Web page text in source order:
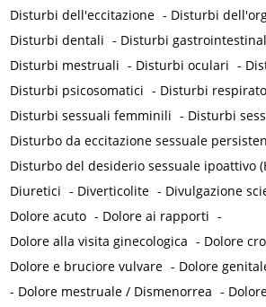
Disturbi dell'eccitazione - Disturbi
Disturbi dentali - Disturbi
Disturbi mestruali - Disturbi oculari -
Disturbi psicosomatici - Disturbi
Disturbi sessuali femminili - Disturbi
Disturbo da eccitazione sessuale
Disturbo del desiderio sessuale ipoattivo
Diuretici - Diverticolite - Divulgazione
Dolore acuto - Dolore ai rapporti -
Dolore alla visita ginecologica - Dolore
Dolore e bruciore vulvare - Dolore
- Dolore mestruale / Dismenorrea -